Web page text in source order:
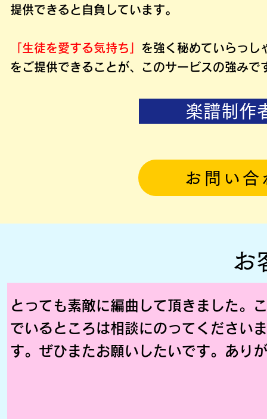
提供できると自負しています。
「生徒を愛する気持ち」 を強く秘めていらっし
をご提供できることが、このサービスの強みで
楽譜制作
お問い
お
とっても素敵に編曲して頂きました。
でいるところは相談にのってください
す。ぜひまたお願いしたいです。あり